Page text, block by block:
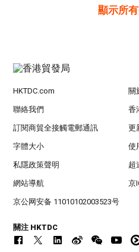
顯示所
HKTDC.com 關
聯絡我們 香
訂閱商貿全接觸電郵通訊 更
字體大小 使
私隱政策聲明 超
網站導航 京
京公网安备 11010102003523号
關注 HKTDC